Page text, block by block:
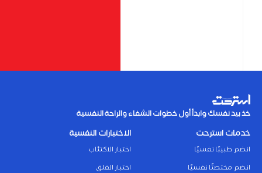
خذ بيد نفسك وابدأ أول خطوات الشفاء والراحة النفسية
خدمات استرحت
انضم طبيبًا نفسيًا
انضم مختصتًا نفسيًا
الاختبارات النفسية
اختبار الاكتئاب
اختبار القلق